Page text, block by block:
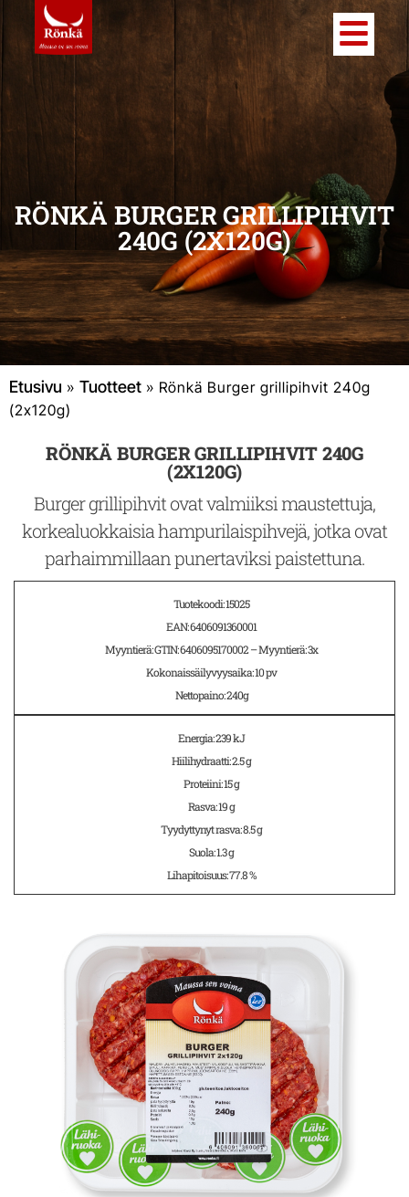
RÖNKÄ BURGER GRILLIPIHVIT
240G (2X120G)
Etusivu » Tuotteet » Rönkä Burger grillipihvit 240g
(2x120g)
RÖNKÄ BURGER GRILLIPIHVIT 240G
(2X120G)
Burger grillipihvit ovat valmiiksi maustettuja,
korkealuokkaisia hampurilaispihvejä, jotka ovat
parhaimmillaan punertaviksi paistettuna.
Tuotekoodi: 15025
EAN: 6406091360001
Myyntierä: GTIN: 6406095170002 – Myyntierä: 3x
Kokonaissäilyvyysaika: 10 pv
Nettopaino: 240g
Energia: 239 kJ
Hiilihydraatti: 2.5 g
Proteiini: 15 g
Rasva: 19 g
Tyydyttynyt rasva: 8.5 g
Suola: 1.3 g
Lihapitoisuus: 77.8 %